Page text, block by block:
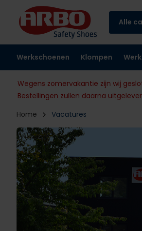
Alle
Werkschoenen Klompen
Wegens zomervakantie zijn wij
Bestellingen zullen daarna
Home Vacatures